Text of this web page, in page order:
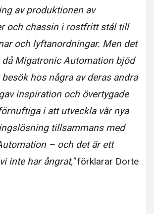
av produktionen av
och chassin i rostfritt stål till
och lyftanordningar. Men det
då Migatronic Automation bjöd
hos några av deras andra
inspiration och övertygade
i att utveckla vår nya
tillsammans med
– och det är ett
inte har ångrat,"förklarar Dorte